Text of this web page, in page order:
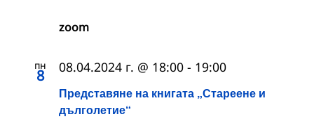
zoom
пн
8
Представяне на книгата „Стареене и
дълголетие“
08.04.2024 г. @ 18:00 - 19:00